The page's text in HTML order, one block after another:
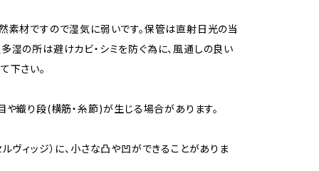
素材ですので湿気に弱いです。保管は直射日光の当
湿の所は避けカビ・シミを防ぐ為に、風通しの良い
下さい。
や織り段(横筋・糸節)が生じる場合があります。
ルヴィッジ）に、小さな凸や凹ができることがありま